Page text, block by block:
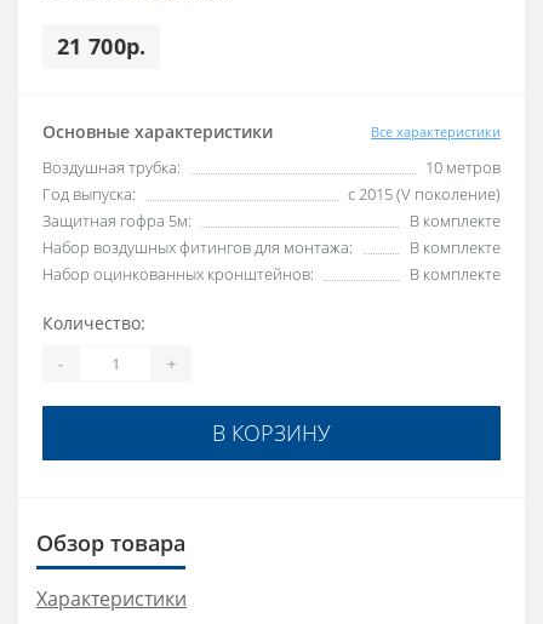
21 700р.
Основные характеристики Все характеристики
Воздушная трубка:
10 метров
Год выпуска:
с 2015 (V поколение)
Защитная гофра 5м:
В комплекте
Набор воздушных фитингов для монтажа:
В комплекте
Набор оцинкованных кронштейнов:
В комплекте
Количество:
- +
В КОРЗИНУ
Обзор товара
Характеристики